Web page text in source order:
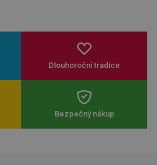
Dlouhoroční tradice
Bezpečný nákup